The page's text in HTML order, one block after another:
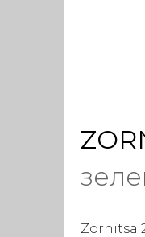
Zornitsa